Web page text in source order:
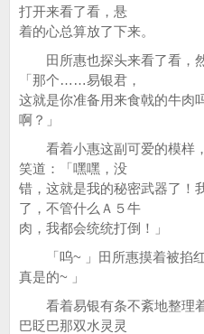
打开来看了看，悬
着的心总算放了下来。
田所惠也探头来看了看，然
「那个……易银君，
这就是你准备用来食戟的牛
啊？」
看着小惠这副可爱的模样，
笑道：「嘿嘿，没
错，这就是我的秘密武器了！
了，不管什么Ａ５牛
肉，我都会统统打倒！」
「呜~ 」田所惠摸着被掐红
真是的~ 」
看着易银有条不紊地整理着
巴眨巴那双水灵灵